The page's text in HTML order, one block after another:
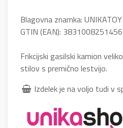
Blagovna znamka: UNIKATOY
GTIN (EAN): 3831008251456
Frikcijski gasilski kamion
stilov s premično lestvijo.
Izdelek je na voljo tudi v